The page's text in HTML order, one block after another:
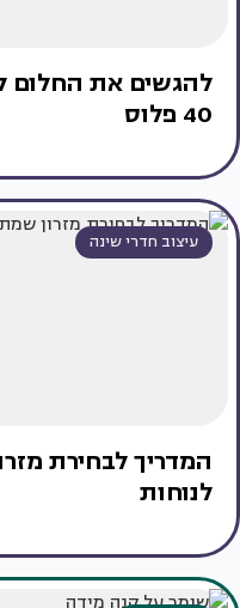
להגשים את החלום
40 פלוס
עיצוב חדרי שינה
המדריך לבחירת
לנוחות